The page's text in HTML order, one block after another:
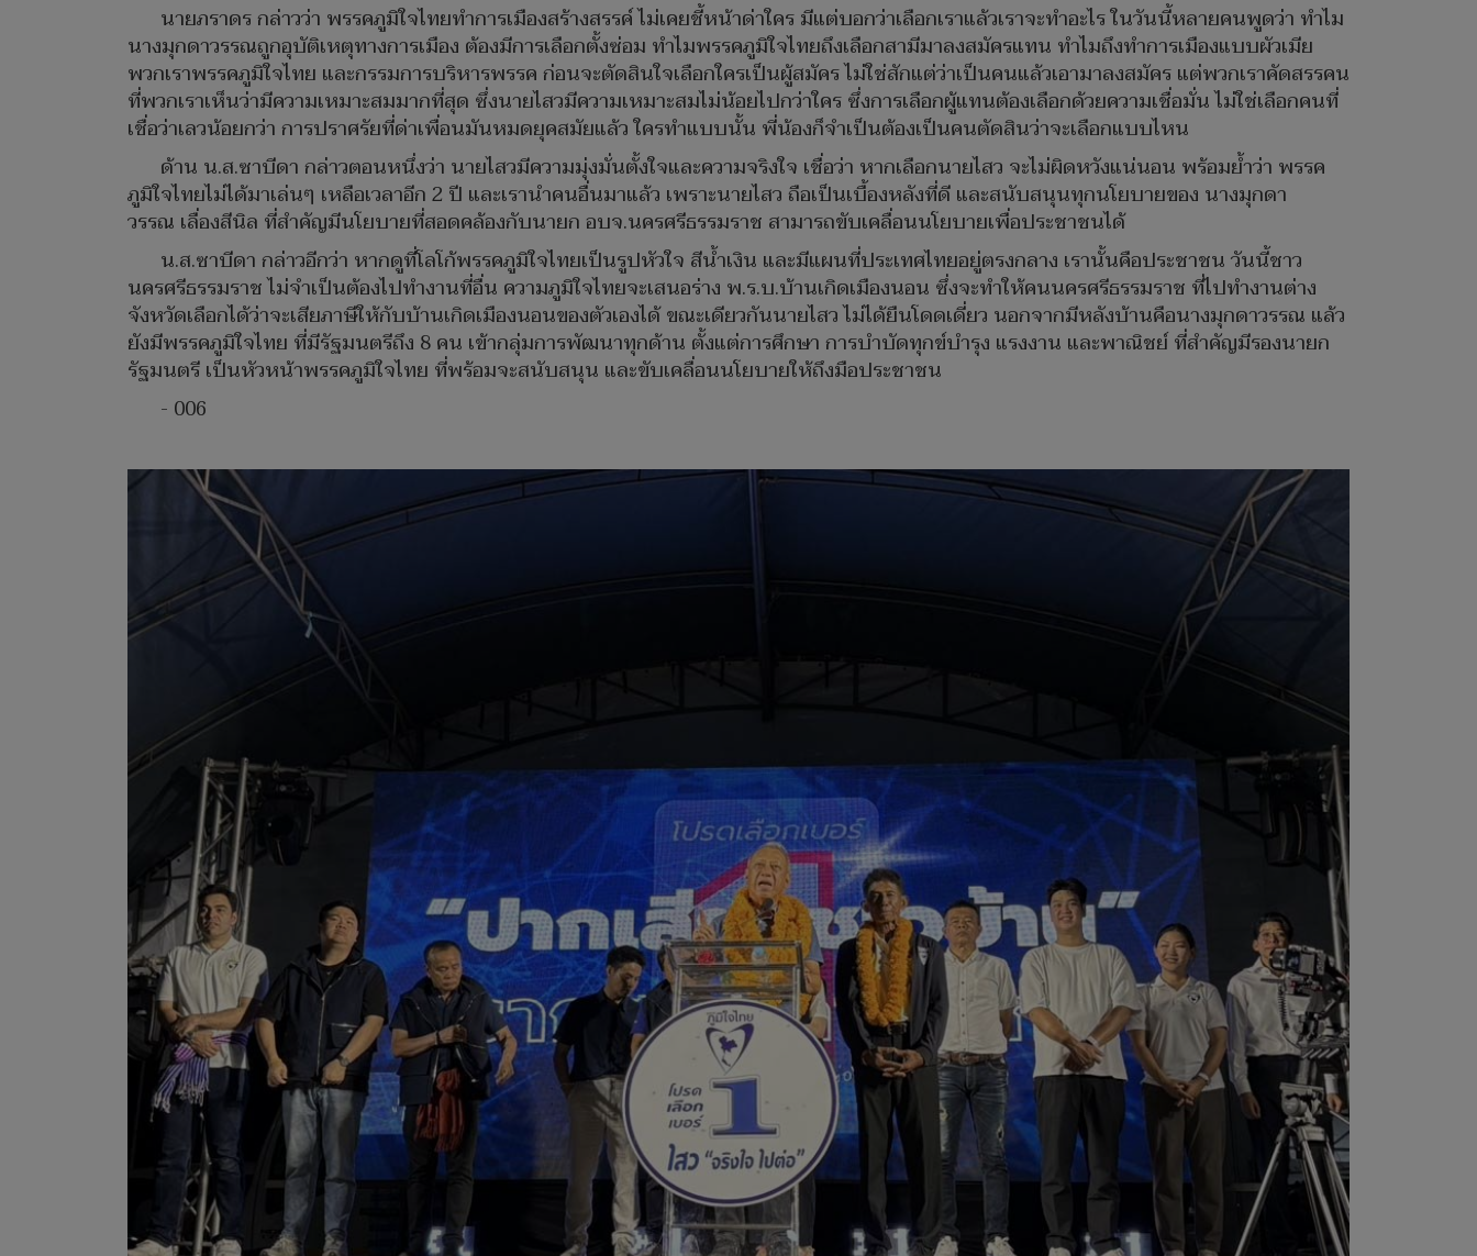
นายภราดร กล่าวว่า พรรคภูมิใจไทยทำการเมืองสร้างสรรค์ ไม่เคยชี้หน้าด่าใคร มีแต่บอกว่าเลือกเราแล้วเราจะทำอะไร ในวันนี้หลายคนพูดว่า ทำไม
นางมุกดาวรรณถูกอุบัติเหตุทางการเมือง ต้องมีการเลือกตั้งซ่อม ทำไมพรรคภูมิใจไทยถึงเลือกสามีมาลงสมัครแทน ทำไมถึงทำการเมืองแบบผัวเมีย
พวกเราพรรคภูมิใจไทย และกรรมการบริหารพรรค ก่อนจะตัดสินใจเลือกใครเป็นผู้สมัคร ไม่ใช่สักแต่ว่าเป็นคนแล้วเอามาลงสมัคร แต่พวกเราคัดสรรคน
ที่พวกเราเห็นว่ามีความเหมาะสมมากที่สุด ซึ่งนายไสวมีความเหมาะสมไม่น้อยไปกว่าใคร ซึ่งการเลือกผู้แทนต้องเลือกด้วยความเชื่อมั่น ไม่ใช่เลือกคนที่
เชื่อว่าเลวน้อยกว่า การปราศรัยที่ด่าเพื่อนมันหมดยุคสมัยแล้ว ใครทำแบบนั้น พี่น้องก็จำเป็นต้องเป็นคนตัดสินว่าจะเลือกแบบไหน
ด้าน น.ส.ซาบีดา กล่าวตอนหนึ่งว่า นายไสวมีความมุ่งมั่นตั้งใจและความจริงใจ เชื่อว่า หากเลือกนายไสว จะไม่ผิดหวังแน่นอน พร้อมย้ำว่า พรรค
ภูมิใจไทยไม่ได้มาเล่นๆ เหลือเวลาอีก 2 ปี และเรานำคนอื่นมาแล้ว เพราะนายไสว ถือเป็นเบื้องหลังที่ดี และสนับสนุนทุกนโยบายของ นางมุกดา
วรรณ เลื่องสีนิล ที่สำคัญมีนโยบายที่สอดคล้องกับนายก อบจ.นครศรีธรรมราช สามารถขับเคลื่อนนโยบายเพื่อประชาชนได้
น.ส.ซาบีดา กล่าวอีกว่า หากดูที่โลโก้พรรคภูมิใจไทยเป็นรูปหัวใจ สีน้ำเงิน และมีแผนที่ประเทศไทยอยู่ตรงกลาง เรานั้นคือประชาชน วันนี้ชาว
นครศรีธรรมราช ไม่จำเป็นต้องไปทำงานที่อื่น ความภูมิใจไทยจะเสนอร่าง พ.ร.บ.บ้านเกิดเมืองนอน ซึ่งจะทำให้คนนครศรีธรรมราช ที่ไปทำงานต่าง
จังหวัดเลือกได้ว่าจะเสียภาษีให้กับบ้านเกิดเมืองนอนของตัวเองได้ ขณะเดียวกันนายไสว ไม่ได้ยืนโดดเดี่ยว นอกจากมีหลังบ้านคือนางมุกดาวรรณ แล้ว
ยังมีพรรคภูมิใจไทย ที่มีรัฐมนตรีถึง 8 คน เข้ากลุ่มการพัฒนาทุกด้าน ตั้งแต่การศึกษา การบำบัดทุกข์บำรุง แรงงาน และพาณิชย์ ที่สำคัญมีรองนายก
รัฐมนตรี เป็นหัวหน้าพรรคภูมิใจไทย ที่พร้อมจะสนับสนุน และขับเคลื่อนนโยบายให้ถึงมือประชาชน
- 006